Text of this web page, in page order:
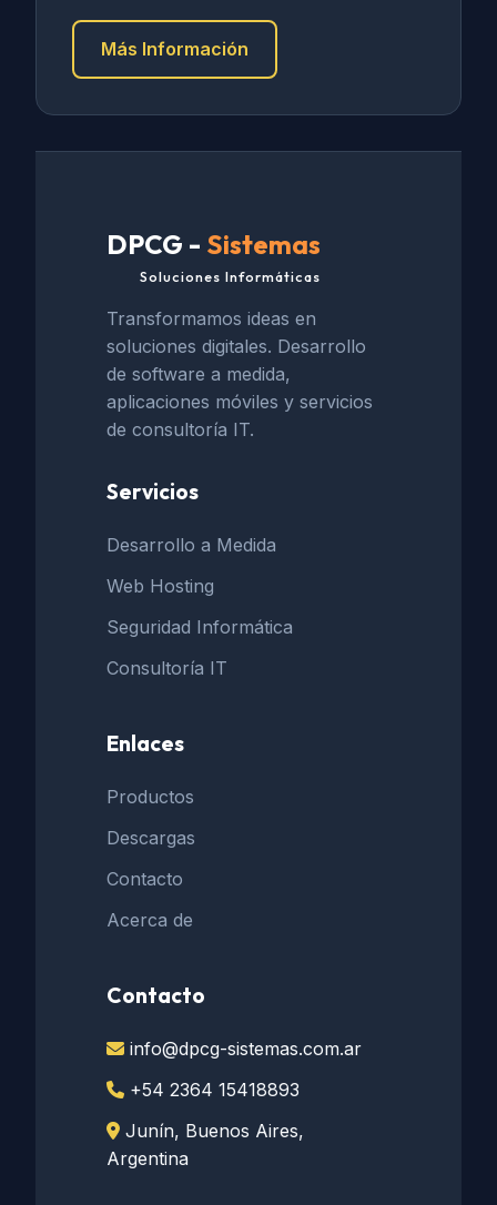
Más Información
DPCG - Sistemas
Soluciones Informáticas
Transformamos ideas en
soluciones digitales. Desarrollo
de software a medida,
aplicaciones móviles y servicios
de consultoría IT.
Servicios
Desarrollo a Medida
Web Hosting
Seguridad Informática
Consultoría IT
Enlaces
Productos
Descargas
Contacto
Acerca de
Contacto
info@dpcg-sistemas.com.ar
+54 2364 15418893
Junín, Buenos Aires,
Argentina